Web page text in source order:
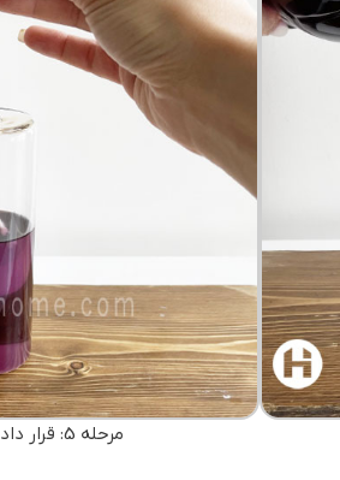
مرحله 5: قرار دادن فتیله و سرفتیله